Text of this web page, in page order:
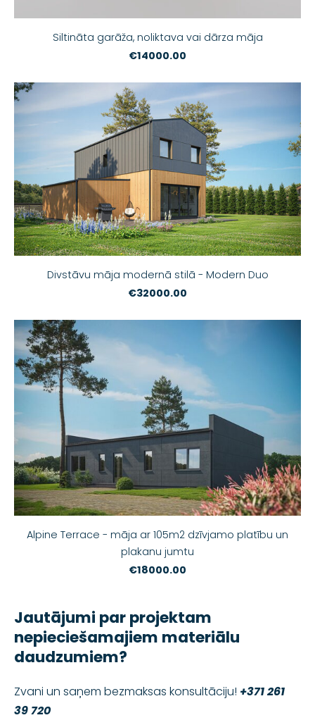
Jautājumi par projektam
nepieciešamajiem materiālu
daudzumiem?
Zvani un saņem bezmaksas konsultāciju! +371 261
39 720
Siltināta garāža, noliktava vai dārza māja
€14000.00
Divstāvu māja modernā stilā - Modern Duo
€32000.00
Alpine Terrace - māja ar 105m2 dzīvjamo platību un
plakanu jumtu
€18000.00